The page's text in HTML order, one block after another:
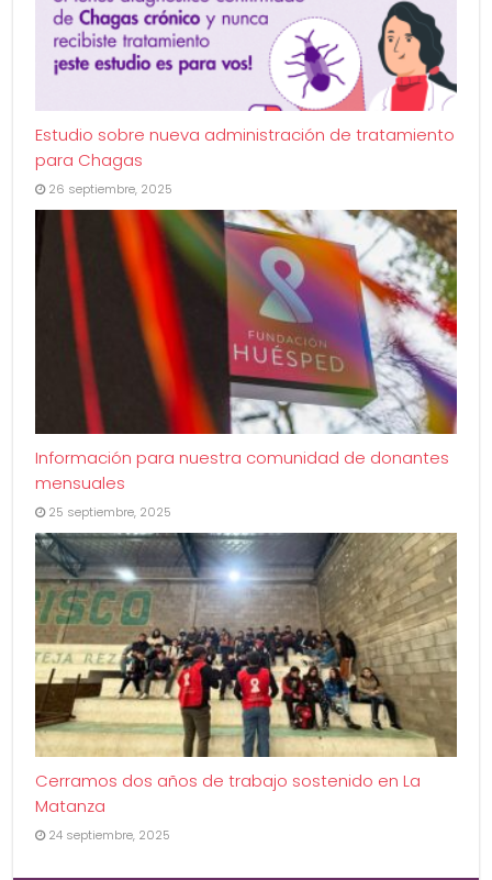
Estudio sobre nueva administración de tratamiento
para Chagas
26 septiembre, 2025
Información para nuestra comunidad de donantes
mensuales
25 septiembre, 2025
Cerramos dos años de trabajo sostenido en La
Matanza
24 septiembre, 2025